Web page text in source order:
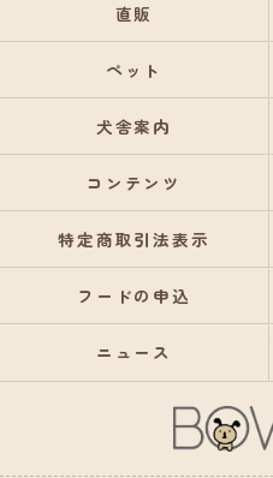
直販
ペット
犬舎案内
コンテンツ
特定商取引法表示
フードの申込
ニュース